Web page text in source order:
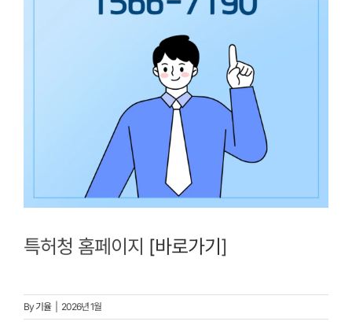
특허청 홈페이지 [바로가기 ]
By기율 2026년 1월